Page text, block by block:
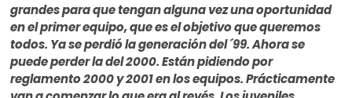
grandes para que tengan alguna vez una oportunidad
en el primer equipo, que es el objetivo que queremos
todos. Ya se perdió la generación del ´99. Ahora se
puede perder la del 2000. Están pidiendo por
reglamento 2000 y 2001 en los equipos. Prácticamente